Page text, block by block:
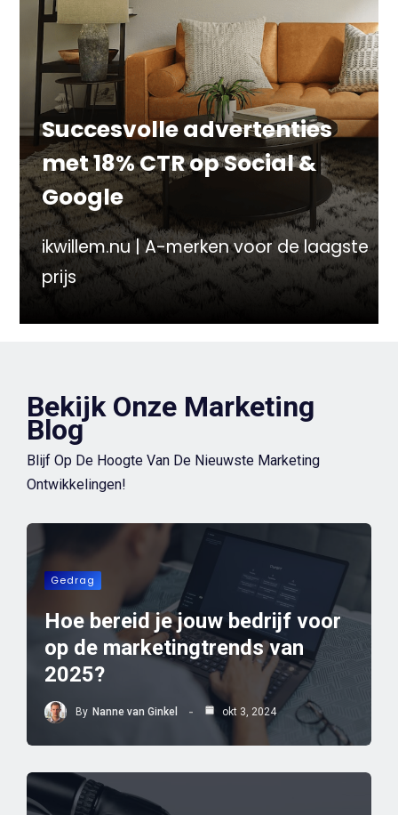
Succesvolle advertenties
met 18% CTR op Social &
Google
ikwillem.nu | A-merken voor de laagste
prijs
Bekijk Onze Marketing
Blog
Blijf Op De Hoogte Van De Nieuwste Marketing
Ontwikkelingen!
Gedrag
Hoe bereid je jouw bedrijf voor
op de marketingtrends van
2025?
By Nanne van Ginkel okt 3, 2024